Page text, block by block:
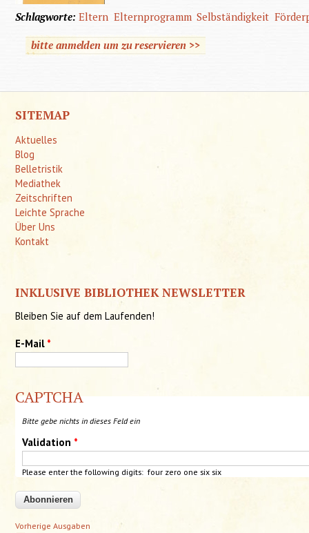
Schlagworte:Eltern Elternprogramm Selbständigkeit
bitte anmelden um zu reservieren >>
SITEMAP
Aktuelles
Blog
Belletristik
Mediathek
Zeitschriften
Leichte Sprache
Über Uns
Kontakt
INKLUSIVE BIBLIOTHEK NEWSLETTER
Bleiben Sie auf dem Laufenden!
E-Mail *
CAPTCHA
Bitte gebe nichts in dieses Feld ein
Validation *
Please enter the following digits: four zero one six six
Vorherige Ausgaben